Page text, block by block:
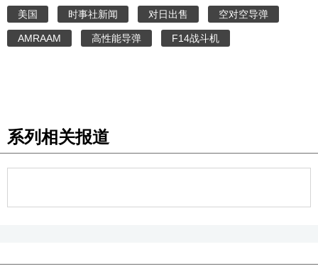
美国 时事社新闻 对日出售 空对空导弹
AMRAAM 高性能导弹 F14战斗机
系列相关报道